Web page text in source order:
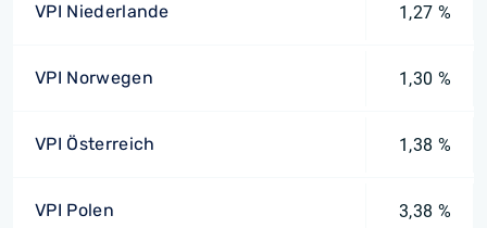
VPI Niederlande 1,27 %
VPI Norwegen 1,30 %
VPI Österreich 1,38 %
VPI Polen 3,38 %